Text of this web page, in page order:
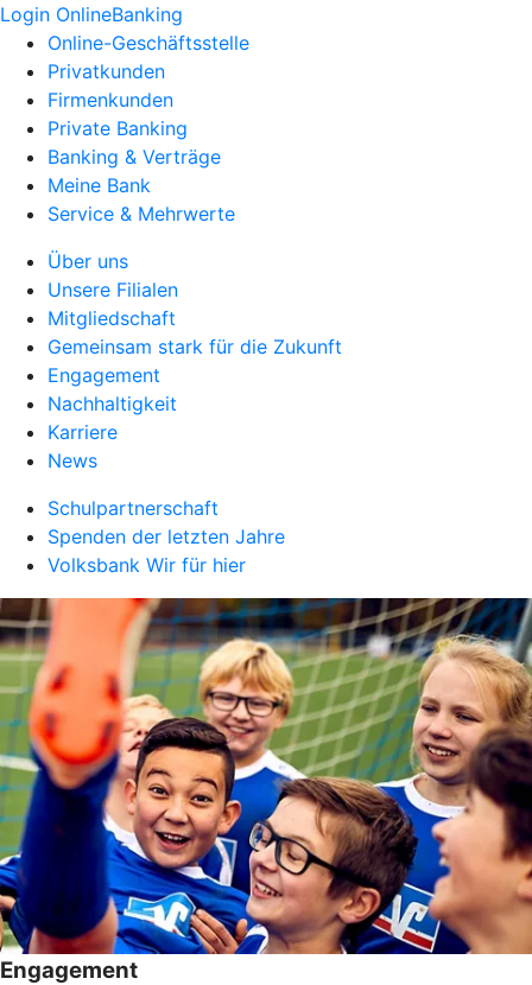
Login OnlineBanking
Online-Geschäftsstelle
Privatkunden
Firmenkunden
Private Banking
Banking & Verträge
Meine Bank
Service & Mehrwerte
Über uns
Unsere Filialen
Mitgliedschaft
Gemeinsam stark für die Zukunft
Engagement
Nachhaltigkeit
Karriere
News
Schulpartnerschaft
Spenden der letzten Jahre
Volksbank Wir für hier
Engagement